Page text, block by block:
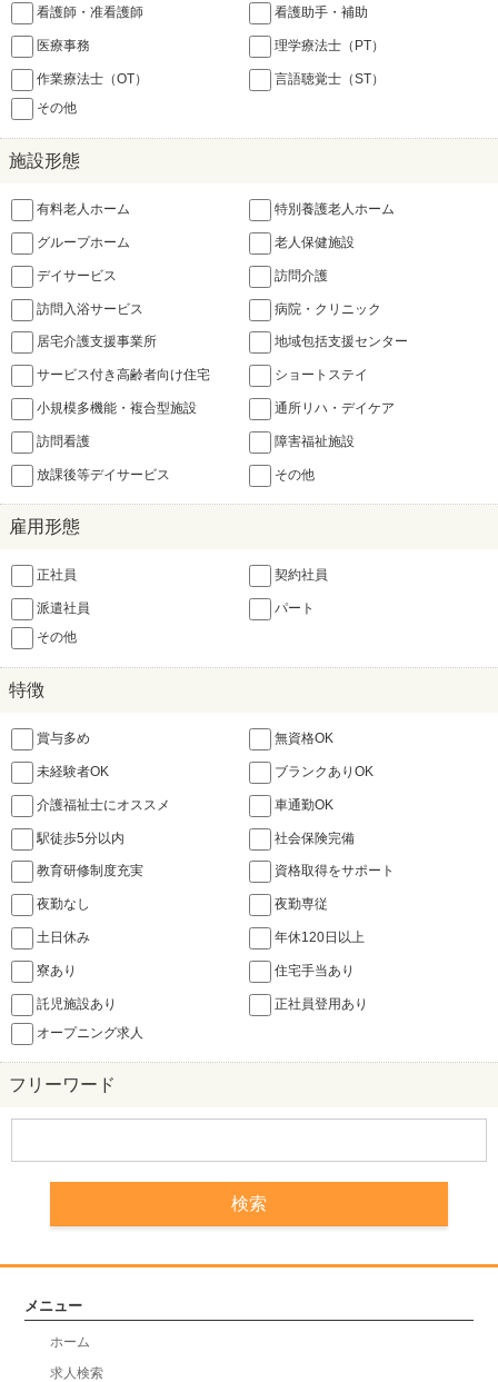
看護師・准看護師 看護助手・補助
医療事務 理学療法士（PT）
作業療法士（OT）
言語聴覚士（ST）
その他
施設形態
有料老人ホーム 特別養護老人ホーム
グループホーム 老人保健施設
デイサービス 訪問介護
訪問入浴サービス 病院・クリニック
居宅介護支援事業所 地域包括支援センター
サービス付き高齢者向け住宅 ショートステイ
小規模多機能・複合型施設 通所リハ・デイケア
訪問看護 障害福祉施設
放課後等デイサービス その他
雇用形態
正社員 契約社員
派遣社員
パート
その他
特徴
賞与多め 無資格OK
未経験者OK ブランクありOK
介護福祉士にオススメ 車通勤OK
駅徒歩5分以内 社会保険完備
教育研修制度充実 資格取得をサポート
夜勤なし 夜勤専従
土日休み 年休120日以上
寮あり 住宅手当あり
託児施設あり
正社員登用あり
オープニング求人
フリーワード
メニュー
ホーム
求人検索